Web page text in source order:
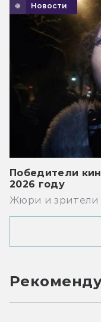
Новости
Победители
2026 году
Жюри и зрители